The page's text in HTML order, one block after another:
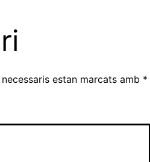
estan marcats amb *